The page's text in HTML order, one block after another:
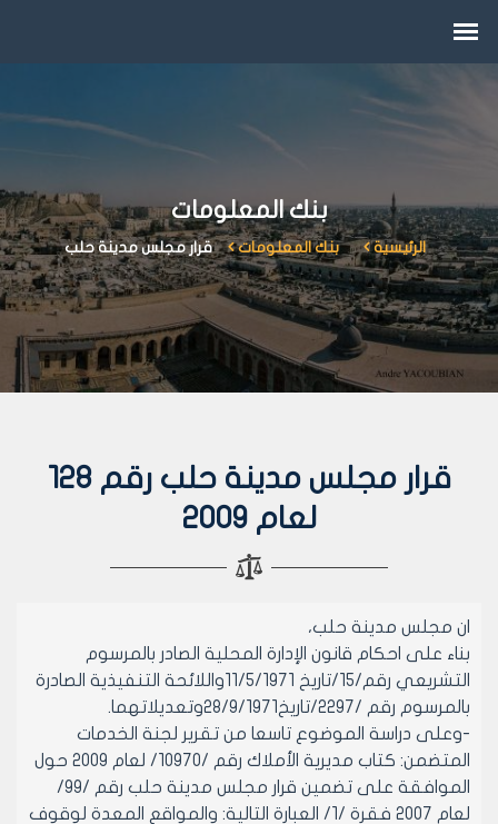
بنك المعلومات
الرئيسية بنك المعلومات قرار مجلس مدينة حلب
قرار مجلس مدينة حلب رقم 128
لعام 2009
ان مجلس مدينة حلب،
بناء على احكام قانون الإدارة المحلية الصادر بالمرسوم
التشريعي رقم/15/تاريخ 11/5/1971واللائحة التنفيذية الصادرة
بالمرسوم رقم /2297/تاريخ28/9/1971وتعديلاتهما.
-وعلى دراسة الموضوع تاسعا من تقرير لجنة الخدمات
المتضمن: كتاب مديرية الأملاك رقم /10970/ لعام 2009 حول
الموافقة على تضمين قرار مجلس مدينة حلب رقم /99/
لعام 2007 فقرة /1/ العبارة التالية: والمواقع المعدة لوقوف